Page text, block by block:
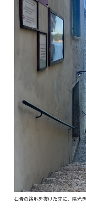
石畳の路地を抜けた先に、陽光